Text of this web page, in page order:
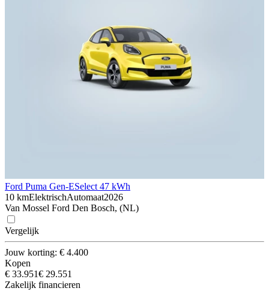
Ford Puma Gen-ESelect 47 kWh
10 kmElektrischAutomaat2026
Van Mossel Ford Den Bosch, (NL)
Vergelijk
Jouw korting: € 4.400
Kopen
€ 33.951€ 29.551
Zakelijk financieren